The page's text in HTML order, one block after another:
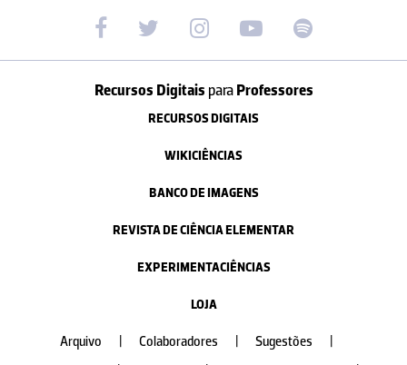
Recursos Digitais paraProfessores
RECURSOS DIGITAIS
WIKICIÊNCIAS
BANCO DE IMAGENS
REVISTA DE CIÊNCIA ELEMENTAR
EXPERIMENTACIÊNCIAS
LOJA
Arquivo Colaboradores Sugestões